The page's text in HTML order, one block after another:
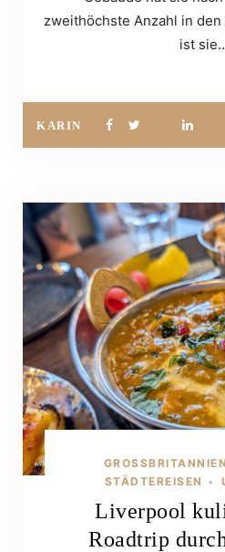
zweithöchste Anzahl in
ist
KARIN
STÄDTEREISEN •
Liverpool
Roadtrip